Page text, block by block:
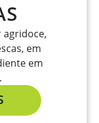
agridoce,
em
em